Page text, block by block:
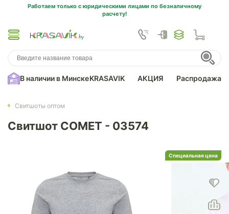
Работаем только с юридическими лицами по безналичному
расчету!
В наличии в МинскеKRASAVIK АКЦИЯ Распродажа
Свитшоты оптом
Свитшот COMET - 03574
Специальная цена